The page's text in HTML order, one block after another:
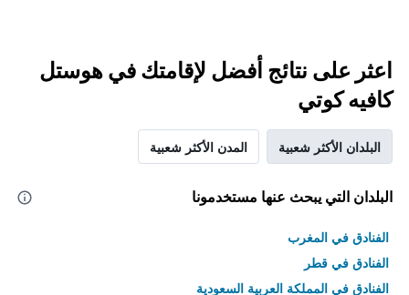
اعثر على نتائج أفضل لإقامتك في هوستل
كافيه كوتي
البلدان الأكثر شعبية المدن الأكثر شعبية
البلدان التي يبحث عنها مستخدمونا
الفنادق في المغرب
الفنادق في قطر
الفنادق في المملكة العربية السعودية